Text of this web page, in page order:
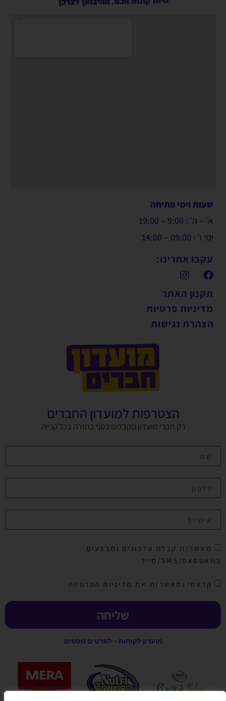
שעות וימי פתיחה
א׳ – ה׳ : 9:00 – 19:00
ימי ו׳ : 09:00 – 14:00
עקבו אחרינו:
תקנון האתר
מדיניות פרטיות
הצהרת נגישות
הצטרפות למועדון החברים
רק חברי מועדון מקבלים כסף בחזרה בכל קנייה
מאשר/ת קבלת עדכונים ומבצעים
בוואטסאפ/SMS/מייל
קראתי ומאשר/ת את מדיניות הפרטיות
שליחה
מועדון לקוחות - לפרטים נוספים